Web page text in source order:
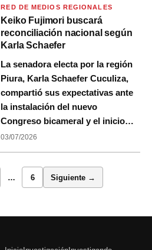
RED DE MEDIOS REGIONALES
Keiko Fujimori buscará
reconciliación nacional según
Karla Schaefer
La senadora electa por la región
Piura, Karla Schaefer Cuculiza,
compartió sus expectativas ante
la instalación del nuevo
Congreso bicameral y el inicio…
03/07/2026
… 6 Siguiente →